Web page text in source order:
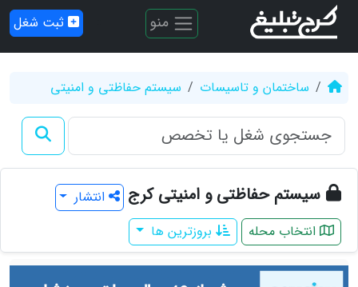
منو ثبت شغل
ساختمان و تاسیسات سیستم حفاظتی و امنیتی
سیستم حفاظتی و امنیتی کرج
انتشار
انتخاب محله
بروزترین ها